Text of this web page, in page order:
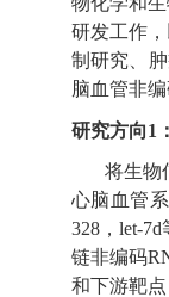
研发工作
制研究、
脑血管非
研究方向1
将生物
心脑血管
328，let-7d
链非编码
和下游靶